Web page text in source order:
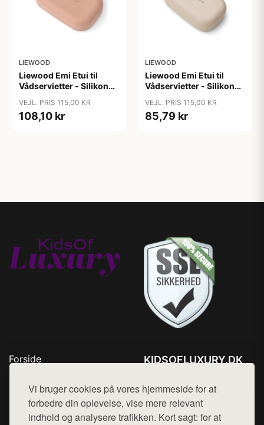
Vi bruger cookies på vores hjemmeside for at
forbedre din oplevelse, vise mere relevant
indhold og analysere trafikken. Kort sagt: for at
LIEWOOD
Liewood Emi Etui til
Vådservietter - Silikone -
VEJL. PRIS 115,00 KR
108,10 kr
LIEWOOD
Liewood Emi Etui til
Vådservietter - Silikone -
VEJL. PRIS 115,00 KR
85,79 kr
Forside
Top Rabatter
Kontakt
KIDSOFLUXURY.DK
Mail: hej@want.dk